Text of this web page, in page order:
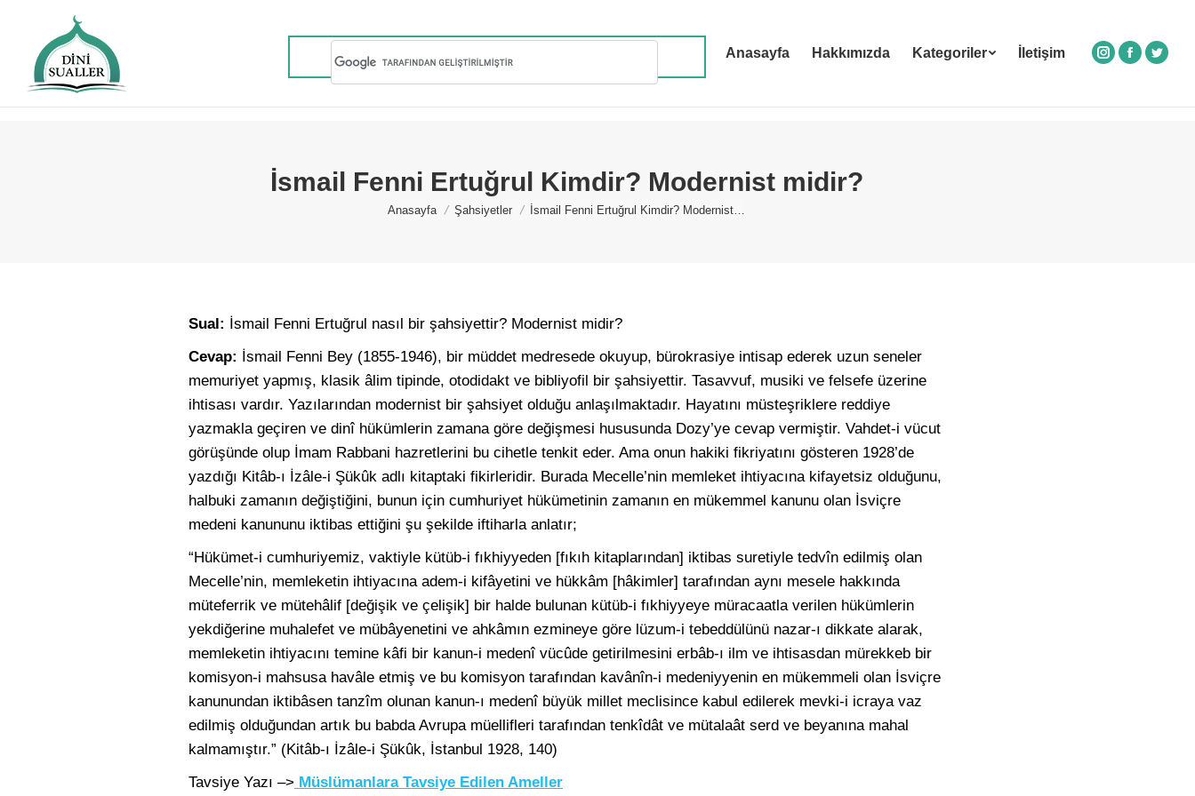
Anasayfa Hakkımızda Kategoriler İletişim
Instagram
Facebook
İsmail Fenni Ertuğrul Kimdir? Modernist midir?
You are here:
Anasayfa Şahsiyetler İsmail Fenni Ertuğrul Kimdir? Modernist…
Sual: İsmail Fenni Ertuğrul nasıl bir şahsiyettir? Modernist midir?
Cevap: İsmail Fenni Bey (1855-1946), bir müddet medresede okuyup, bürokrasiye intisap ederek uzun seneler
memuriyet yapmış, klasik âlim tipinde, otodidakt ve bibliyofil bir şahsiyettir. Tasavvuf, musiki ve felsefe üzerine
ihtisası vardır. Yazılarından modernist bir şahsiyet olduğu anlaşılmaktadır. Hayatını müsteşriklere reddiye
yazmakla geçiren ve dinî hükümlerin zamana göre değişmesi hususunda Dozy’ye cevap vermiştir. Vahdet-i vücut
görüşünde olup İmam Rabbani hazretlerini bu cihetle tenkit eder. Ama onun hakiki fikriyatını gösteren 1928’de
yazdığı Kitâb-ı İzâle-i Şükûk adlı kitaptaki fikirleridir. Burada Mecelle’nin memleket ihtiyacına kifayetsiz olduğunu,
halbuki zamanın değiştiğini, bunun için cumhuriyet hükümetinin zamanın en mükemmel kanunu olan İsviçre
medeni kanununu iktibas ettiğini şu şekilde iftiharla anlatır;
“Hükümet-i cumhuriyemiz, vaktiyle kütüb-i fıkhiyyeden [fıkıh kitaplarından] iktibas suretiyle tedvîn edilmiş olan
Mecelle’nin, memleketin ihtiyacına adem-i kifâyetini ve hükkâm [hâkimler] tarafından aynı mesele hakkında
müteferrik ve mütehâlif [değişik ve çelişik] bir halde bulunan kütüb-i fıkhiyyeye müracaatla verilen hükümlerin
yekdiğerine muhalefet ve mübâyenetini ve ahkâmın ezmineye göre lüzum-i tebeddülünü nazar-ı dikkate alarak,
memleketin ihtiyacını temine kâfi bir kanun-i medenî vücûde getirilmesini erbâb-ı ilm ve ihtisasdan mürekkeb bir
komisyon-i mahsusa havâle etmiş ve bu komisyon tarafından kavânîn-i medeniyyenin en mükemmeli olan İsviçre
kanunundan iktibâsen tanzîm olunan kanun-ı medenî büyük millet meclisince kabul edilerek mevki-i icraya vaz
edilmiş olduğundan artık bu babda Avrupa müellifleri tarafından tenkîdât ve mütalaât serd ve beyanına mahal
kalmamıştır.” (Kitâb-ı İzâle-i Şükûk, İstanbul 1928, 140)
Tavsiye Yazı –> Müslümanlara Tavsiye Edilen Ameller